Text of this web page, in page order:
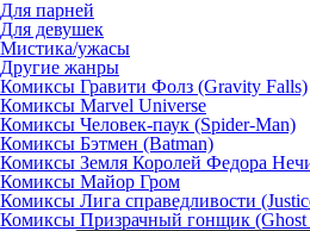
Для парней
Для девушек
Мистика/ужасы
Другие жанры
Комиксы Гравити Фолз (Gravity Falls)
Комиксы Marvel Universe
Комиксы Человек-паук (Spider-Man)
Комиксы Бэтмен (Batman)
Комиксы Земля Королей Федора
Комиксы Майор Гром
Комиксы Лига справедливости
Комиксы Призрачный гонщик (Ghost